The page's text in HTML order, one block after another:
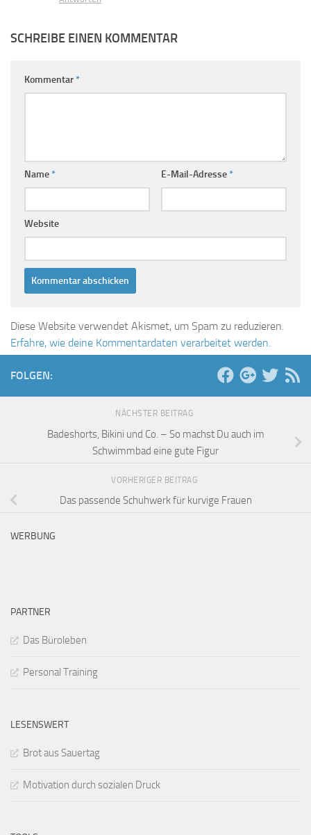
SCHREIBE EINEN KOMMENTAR
Kommentar*
Name* E-Mail-Adresse*
Website
Diese Website verwendet Akismet, um Spam zu reduzieren.
Erfahre, wie deine Kommentardaten verarbeitet werden.
FOLGEN:
NÄCHSTER BEITRAG
Badeshorts, Bikini und Co. – So machst Du auch im
Schwimmbad eine gute Figur
VORHERIGER BEITRAG
Das passende Schuhwerk für kurvige Frauen
WERBUNG
PARTNER
Das Büroleben
Personal Training
LESENSWERT
Brot aus Sauertag
Motivation durch sozialen Druck